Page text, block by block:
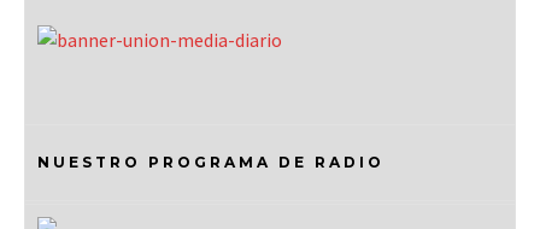
NUESTRO PROGRAMA DE RADIO